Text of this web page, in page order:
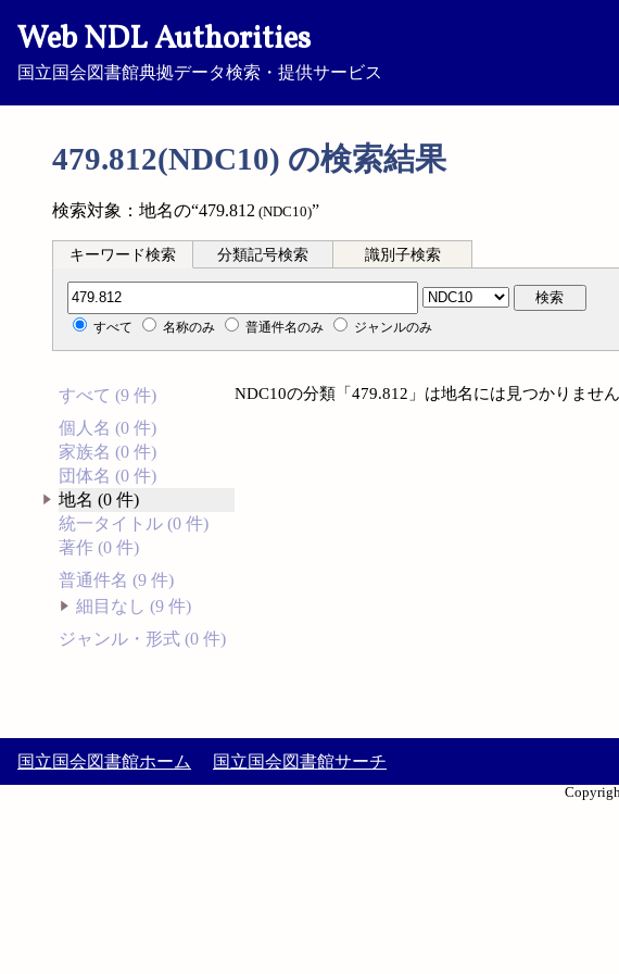
Web NDL Authorities
国立国会図書館典拠データ検索・提供サービス
479.812(NDC10) の検索結果
検索対象：地名の“479.812 (NDC10)”
キーワード検索 分類記号検索 識別子検索
分類記号検索 検索
すべて 名称のみ 普通件名のみ ジャンルのみ
すべて (9 件)
個人名 (0 件)
家族名 (0 件)
団体名 (0 件)
地名 (0 件)
統一タイトル (0 件)
著作 (0 件)
普通件名 (9 件)
細目なし (9 件)
ジャンル・形式 (0 件)
NDC10の分類「479.812」は地名には見つかりません
国立国会図書館ホーム 国立国会図書館サーチ